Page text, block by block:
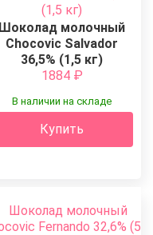
Шоколад молочный
Chocovic Salvador
36,5% (1,5 кг)
1884 ₽
В наличии на складе
Купить